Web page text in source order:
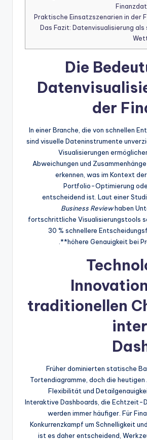
Das Fazit: Datenvisualisierung
Die
der
In einer Branche, die von schnellen
sind visuelle Dateninstrumente
Visualisierungen
Abweichungen und
erkennen, was im Kontext
Portfolio-Optimierung
entscheidend ist. Laut einer
Business Reviewhaben
fortschrittliche Visualisierungstools
30 % schnellere
**höhere Genauigkeit bei
traditionellen
Früher dominierten statische
Tortendiagramme, doch die heutigen
Flexibilität und
Interaktive Dashboards, die Echtzeit-
werden immer häufiger. Für
Konkurrenzkampf um Schnelligkeit
ist es daher entscheidend,